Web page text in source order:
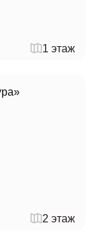
1 этаж
2 этаж